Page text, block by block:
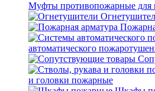
Муфты противопожарные для
автоматического
и головки пожарные